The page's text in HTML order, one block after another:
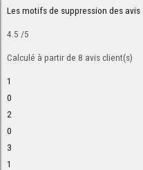
Les motifs de suppression des
4.5 /5
Calculé à partir de 8 avis client(s)
1
0
2
0
3
1